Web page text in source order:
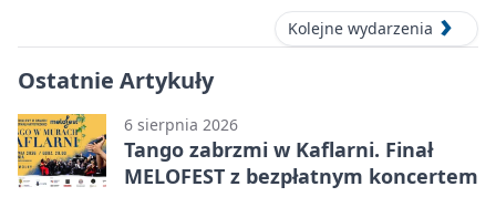
Kolejne wydarzenia
Ostatnie Artykuły
6 sierpnia 2026
Tango zabrzmi w Kaflarni. Finał
MELOFEST z bezpłatnym koncertem